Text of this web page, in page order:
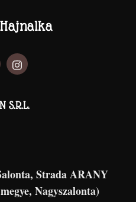
S.R.L.
Strada ARANY
Nagyszalonta)